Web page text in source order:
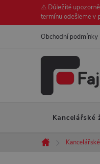
⚠️ Důležité
termínu odešleme v
Obchodní podmínky
Kancelářské
Domů